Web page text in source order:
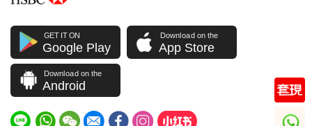
GET IT ON
Google Play
Download on the
App Store
Download on the
Android